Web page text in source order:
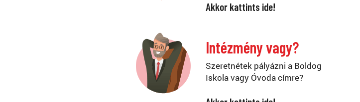
Akkor kattints ide!
Intézmény vagy?
Szeretnétek pályázni a Boldog
Iskola vagy Óvoda címre?